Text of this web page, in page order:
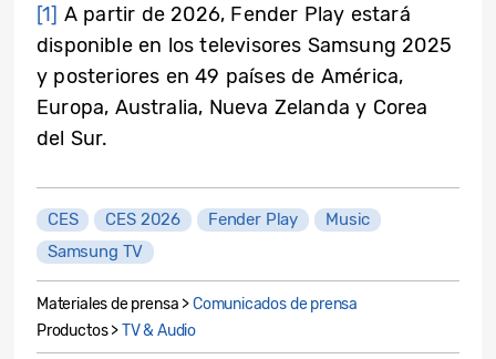
[1] A partir de 2026, Fender Play estará
disponible en los televisores Samsung 2025
y posteriores en 49 países de América,
Europa, Australia, Nueva Zelanda y Corea
del Sur.
CES CES 2026 Fender Play
Music
Samsung TV
Materiales de prensa >Comunicados de prensa
Productos >TV & Audio